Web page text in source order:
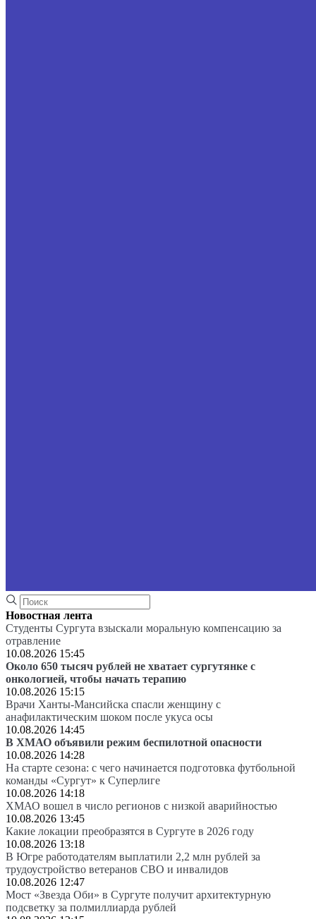
Новостная лента
Студенты Сургута взыскали моральную компенсацию за
отравление
10.08.2026 15:45
Около 650 тысяч рублей не хватает сургутянке с
онкологией, чтобы начать терапию
10.08.2026 15:15
Врачи Ханты-Мансийска спасли женщину с
анафилактическим шоком после укуса осы
10.08.2026 14:45
В ХМАО объявили режим беспилотной опасности
10.08.2026 14:28
На старте сезона: с чего начинается подготовка футбольной
команды «Сургут» к Суперлиге
10.08.2026 14:18
ХМАО вошел в число регионов с низкой аварийностью
10.08.2026 13:45
Какие локации преобразятся в Сургуте в 2026 году
10.08.2026 13:18
В Югре работодателям выплатили 2,2 млн рублей за
трудоустройство ветеранов СВО и инвалидов
10.08.2026 12:47
Мост «Звезда Оби» в Сургуте получит архитектурную
подсветку за полмиллиарда рублей